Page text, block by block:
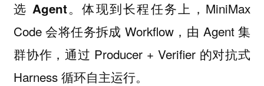
选 Agent。体现到长程任务上，MiniMax
Code 会将任务拆成 Workflow，由 Agent 集
群协作，通过 Producer + Verifier 的对抗式
Harness 循环自主运行。